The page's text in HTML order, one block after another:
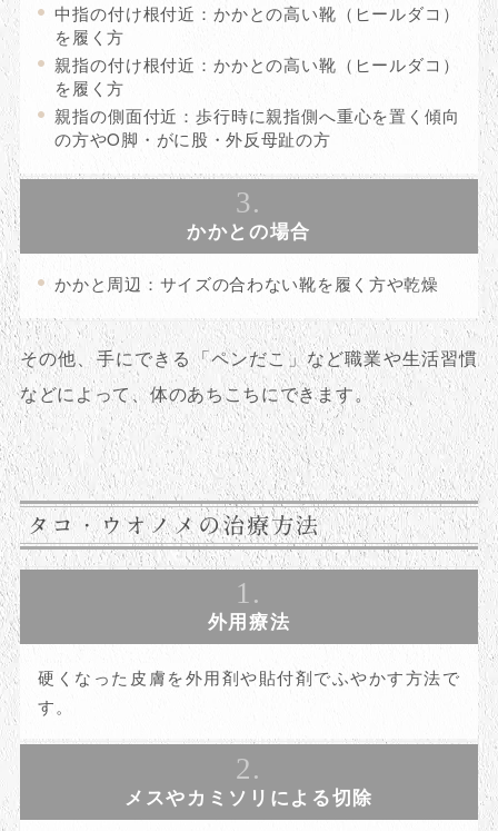
中指の付け根付近：かかとの高い靴（ヒールダコ）
を履く方
親指の付け根付近：かかとの高い靴（ヒールダコ）
を履く方
親指の側面付近：歩行時に親指側へ重心を置く傾向
の方やO脚・がに股・外反母趾の方
3.
かかとの場合
かかと周辺：サイズの合わない靴を履く方や乾燥
その他、手にできる「ペンだこ」など職業や生活習慣
などによって、体のあちこちにできます。
タコ・ウオノメの治療方法
1.
外用療法
硬くなった皮膚を外用剤や貼付剤でふやかす方法で
す。
2.
メスやカミソリによる切除